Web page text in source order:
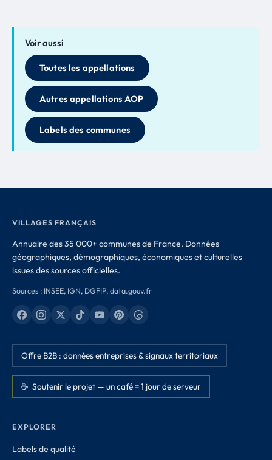
Voir aussi
Toutes les appellations
Autres appellations AOP
Labels des communes
VILLAGES FRANÇAIS
Annuaire des 35 000+ communes de France. Données
géographiques, démographiques, économiques et culturelles
issues des sources officielles.
Sources : INSEE, IGN, DGFIP, data.gouv.fr
Offre B2B : données entreprises & signaux territoriaux
☕ Soutenir le projet — un café = 1 jour de serveur
EXPLORER
Labels de qualité